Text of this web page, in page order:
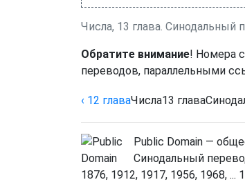
Числа, 13 глава. Синодальный
Обратите внимание! Номера
переводов, параллельными
‹ 12 главаЧисла13 глава
Public Domain —
Синодальный
1876, 1912, 1917, 1956, 1968, ...